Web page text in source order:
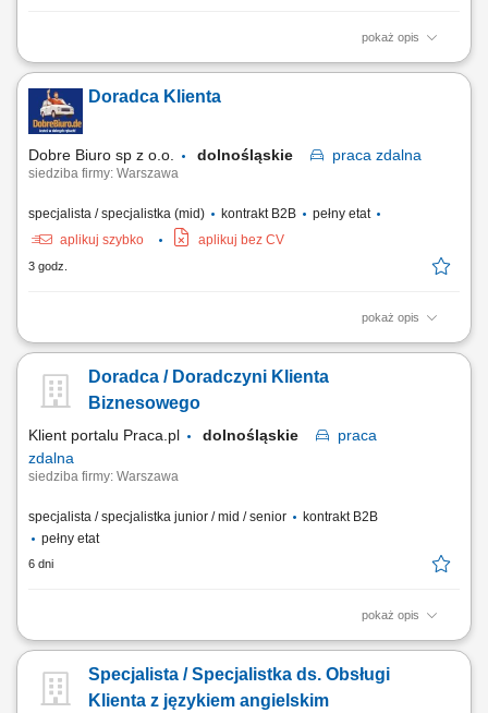
pokaż opis
aktywne pozyskiwanie nowych klientów B2B i rozwijanie sieci
oraz zapewnianie im wsparcia, prowadzenie negocjacji handlowych i
przygotowywanie ofert dopasowanych do potrzeb klientów, współpraca
Doradca Klienta
Dobre Biuro sp z o.o. dolnośląskie praca zdalna
siedziba firmy: Warszawa
specjalista / specjalistka (mid) kontrakt B2B
pełny etat
aplikuj szybko
aplikuj bez CV
3 godz.
pokaż opis
Twój zakres obowiązków: Telefoniczna obsługa klientów polskich;
nami na rozmowy przez naszą stronę www; zawieranie umów z
klientami na realizację naszych usług; nadzorowanie płatności;
Doradca / Doradczyni Klienta
Biznesowego
Klient portalu Praca.pl dolnośląskie
praca
zdalna
siedziba firmy: Warszawa
specjalista / specjalistka junior / mid / senior
kontrakt B2B
pełny etat
6 dni
pokaż opis
Aktywne pozyskiwanie nowych klientów z sektora MŚP. Budowanie
handlowych, prezentacji oraz negocjacji biznesowych. Analiza potrzeb
klientów i przygotowywanie dopasowanych rozwiązań z zakresu usług
Specjalista / Specjalistka ds. Obsługi
Klienta z językiem angielskim